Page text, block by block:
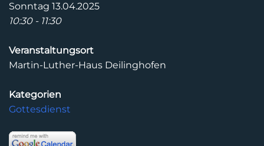
Sonntag 13.04.2025
10:30 - 11:30
Veranstaltungsort
Martin-Luther-Haus Deilinghofen
Kategorien
Gottesdienst